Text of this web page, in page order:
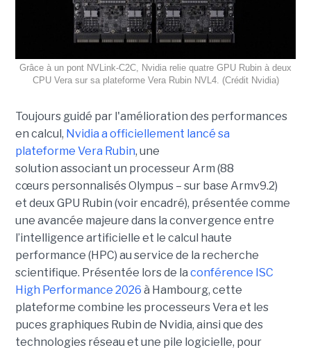
Grâce à un pont NVLink-C2C, Nvidia relie quatre GPU Rubin à deux
CPU Vera sur sa plateforme Vera Rubin NVL4. (Crédit Nvidia)
Toujours guidé par l'amélioration des performances
en calcul, Nvidia a officiellement lancé sa
plateforme Vera Rubin, une
solution associant un processeur Arm (88
cœurs personnalisés Olympus – sur base Armv9.2)
et deux GPU Rubin (voir encadré), présentée comme
une avancée majeure dans la convergence entre
l’intelligence artificielle et le calcul haute
performance (HPC) au service de la recherche
scientifique. Présentée lors de la conférence ISC
High Performance 2026 à Hambourg, cette
plateforme combine les processeurs Vera et les
puces graphiques Rubin de Nvidia, ainsi que des
technologies réseau et une pile logicielle, pour